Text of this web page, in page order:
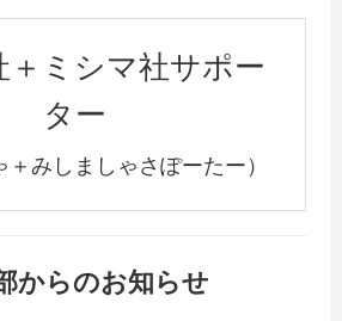
＋ミシマ社サポー
ター
＋みしましゃさぽーたー）
からのお知らせ